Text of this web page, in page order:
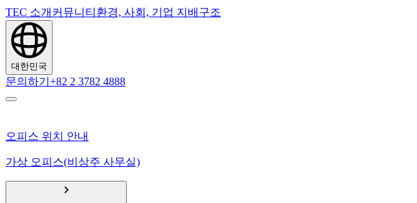
TEC 소개 커뮤니티 환경, 사회, 기업 지배구조
대한민국
문의하기 +82 2 3782 4888
오피스 위치 안내
가상 오피스(비상주 사무실)